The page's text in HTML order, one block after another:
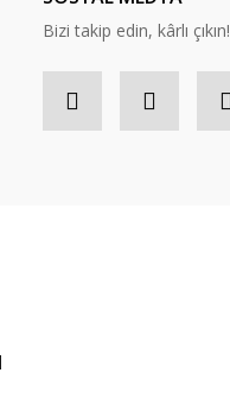
Bizi takip edin, kârlı çıkın!